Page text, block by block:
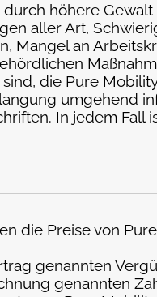
höhere
aller Art,
Mangel an
die Pure
umgehend
In jedem Fall
die Preise von
genannten
genannten